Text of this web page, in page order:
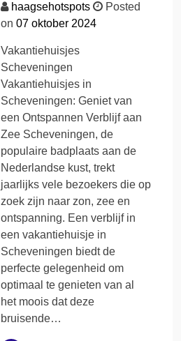
haagsehotspots
Posted
on07 oktober 2024
Vakantiehuisjes
Scheveningen
Vakantiehuisjes in
Scheveningen: Geniet van
een Ontspannen Verblijf aan
Zee Scheveningen, de
populaire badplaats aan de
Nederlandse kust, trekt
jaarlijks vele bezoekers die op
zoek zijn naar zon, zee en
ontspanning. Een verblijf in
een vakantiehuisje in
Scheveningen biedt de
perfecte gelegenheid om
optimaal te genieten van al
het moois dat deze
bruisende…